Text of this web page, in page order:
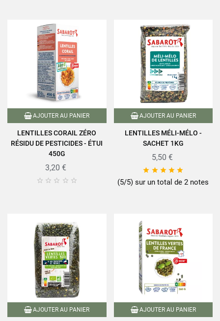
AJOUTER AU PANIER
LENTILLES CORAIL ZÉRO
RÉSIDU DE PESTICIDES - ÉTUI
450G
3,20 €
    
AJOUTER AU PANIER
LENTILLES MÉLI-MÉLO -
SACHET 1KG
5,50 €
    
(5/5) sur un total de 2 notes
AJOUTER AU PANIER AJOUTER AU PANIER